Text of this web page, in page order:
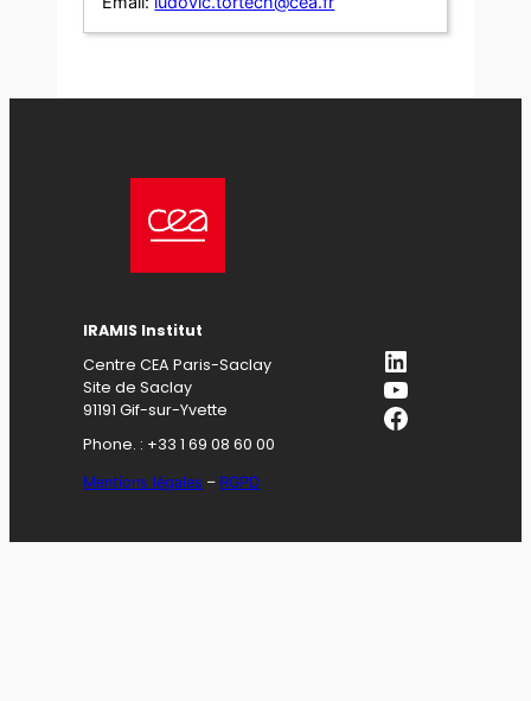
IRAMIS Institut
Centre CEA Paris-Saclay
Site de Saclay
91191 Gif-sur-Yvette
Phone. : +33 1 69 08 60 00
Mentions légales – RGPD
LinkedIn
YouTube
Facebook